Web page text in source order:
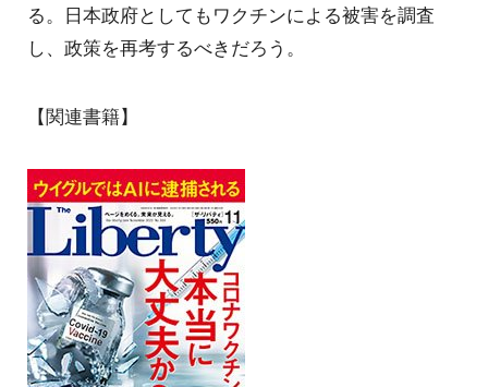
る。日本政府としてもワクチンによる被害を調査
し、政策を再考するべきだろう。
【関連書籍】